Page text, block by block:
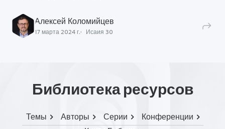
Алексей Коломийцев
17 марта 2024 г. Исаия 30
Библиотека ресурсов
Темы Авторы Серии
Конференции